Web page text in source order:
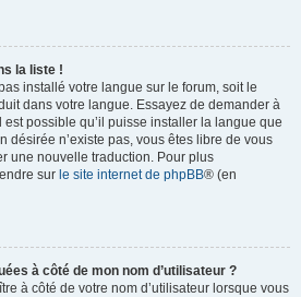
la liste !
installé votre langue sur le forum, soit le
dans votre langue. Essayez de demander à
est possible qu’il puisse installer la langue que
désirée n’existe pas, vous êtes libre de vous
une nouvelle traduction. Pour plus
sur le site internet de phpBB® (en
à côté de mon nom d’utilisateur ?
à côté de votre nom d’utilisateur lorsque vous